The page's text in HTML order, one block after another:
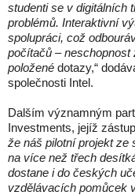
studenti se v digitálních
problémů. Interaktivní
spolupráci, což
počítačů – neschopnost
položené dotazy,“
společnosti Intel.
Dalším významným
Investments, jejíž
že náš pilotní projekt ze
na více než třech
dostane i do českých
vzdělávacích pomůcek